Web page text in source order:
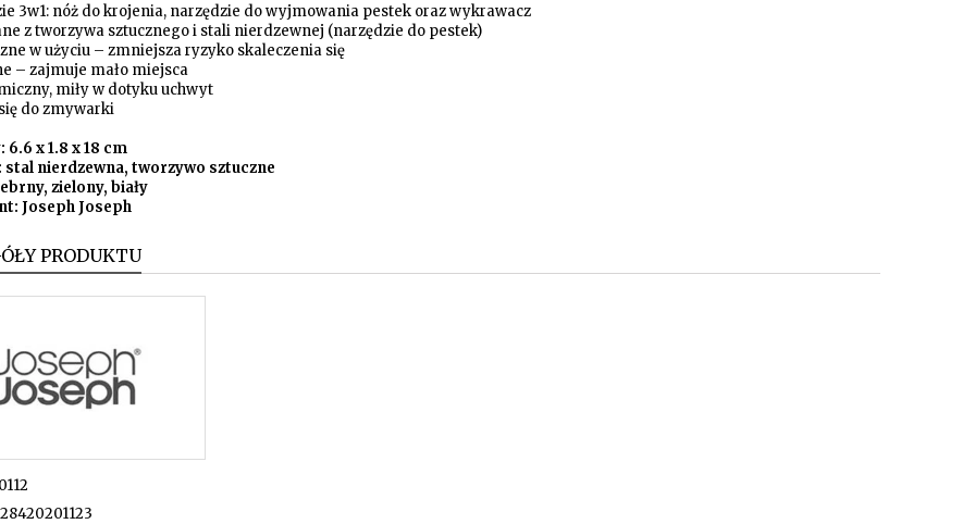
3w1: nóż do krojenia, narzędzie do wyjmowania pestek oraz wykrawacz
z tworzywa sztucznego i stali nierdzewnej (narzędzie do pestek)
w użyciu – zmniejsza ryzyko skaleczenia się
– zajmuje mało miejsca
miły w dotyku uchwyt
do zmywarki
6.6 x 1.8 x 18 cm
stal nierdzewna, tworzywo sztuczne
zielony, biały
Joseph Joseph
PRODUKTU